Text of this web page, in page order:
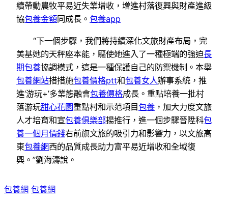
續帶動農牧平易近失業增收，增進村落復興與財產進級
協包養金額同成長。 包養app
“下一個步驟，我們將持續深化文旅財產布局，完
美基她的天秤座本能，驅使她進入了一種極端的強迫長
期包養協調模式，這是一種保護自己的防禦機制。本舉
包養網站措措施包養價格ptt和包養女人辦事系統，推
進‘游玩+’多業態融會包養價格成長。重點培養一批村
落游玩甜心花園重點村和示范項目包養 ，加大力度文旅
人才培育和宣包養俱樂部揚推行，進一個步驟晉陞科包
養一個月價錢右前旗文旅的吸引力和影響力，以文旅高
東包養網西的品質成長助力富平易近增收和全域復
興。”劉海濤說。
包養網 包養網